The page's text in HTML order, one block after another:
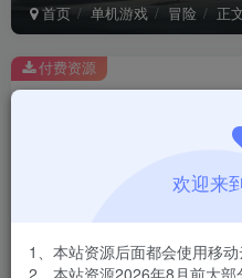
首页 单机游戏 冒险 正
此内容为付费资源，请付费后查看
￥
免费
付费资源
欢迎来
1、本站资源后面都会使用移动
2、本站资源2026年8月前大